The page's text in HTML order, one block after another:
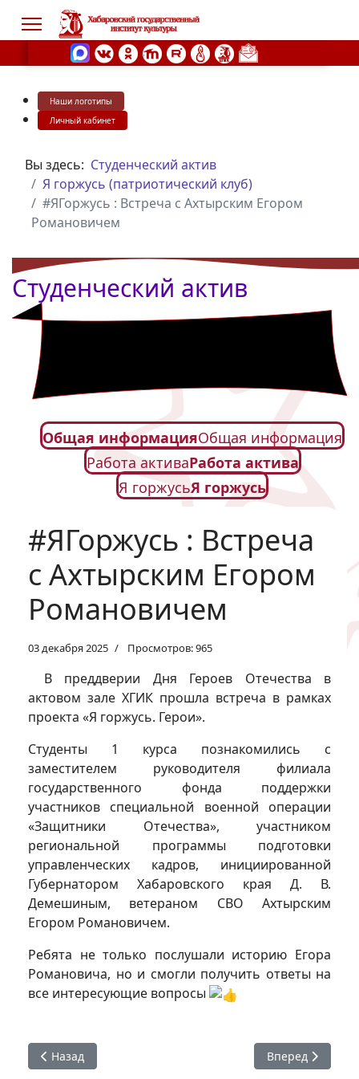
Наши логотипы
Личный кабинет
Вы здесь: Студенческий актив
Я горжусь (патриотический клуб)
#ЯГоржусь : Встреча с Ахтырским Егором
Романовичем
Студенческий актив
Общая информацияОбщая информация
Работа активаРабота актива
Я горжусьЯ горжусь
#ЯГоржусь : Встреча
с Ахтырским Егором
Романовичем
03 декабря 2025 Просмотров: 965
В преддверии Дня Героев Отечества в
актовом зале ХГИК прошла встреча в рамках
проекта «Я горжусь. Герои».
Студенты 1 курса познакомились с
заместителем руководителя филиала
государственного фонда поддержки
участников специальной военной операции
«Защитники Отечества», участником
региональной программы подготовки
управленческих кадров, инициированной
Губернатором Хабаровского края Д. В.
Демешиным, ветераном СВО Ахтырским
Егором Романовичем.
Ребята не только послушали историю Егора
Романовича, но и смогли получить ответы на
все интересующие вопросы
Предыдущий: Ассоциация студенческих патриотических
Назад Следующий:
Вперед